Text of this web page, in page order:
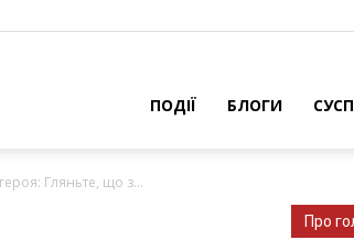
ПОДІЇ БЛОГИ
героя: Гляньте, що з...
Про